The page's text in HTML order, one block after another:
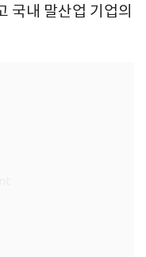
국내 말산업 기업의